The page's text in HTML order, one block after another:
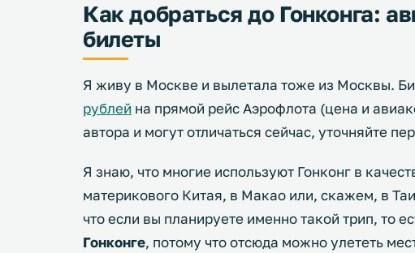
Как добраться до Гонконга:
билеты
Я живу в Москве и вылетала тоже из Москвы.
рублей на прямой рейс Аэрофлота (цена и
автора и могут отличаться сейчас, уточняйте
Я знаю, что многие используют Гонконг в
материкового Китая, в Макао или, скажем, в
что если вы планируете именно такой трип, то
Гонконге, потому что отсюда можно улететь